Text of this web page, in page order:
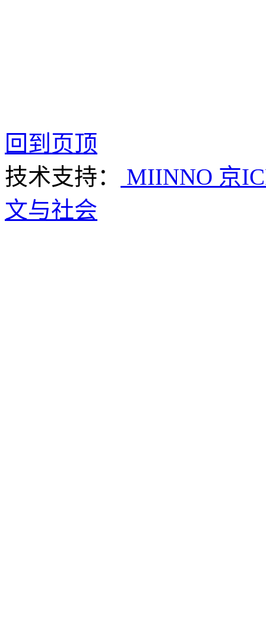
回到页顶
技术支持：
MIINNO 京
文与社会